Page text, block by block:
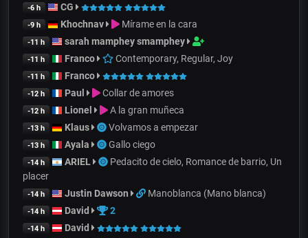
-6 h CG
-9 h Khochnav Mírame en la cara
-11 h sarah mamphey smamphey
-11 h Franco Contemporary, Regular, Joy
-11 h Franco
-12 h Paul Collar de amores
-12 h Lionel A la gran muñeca
-13 h Klaus Volvamos a empezar
-13 h Ayala Gallo ciego
-14 h ARIEL
Pedacito de cielo, Romance de barrio, Un
placer
-14 h Justin Dawson Manoblanca (Mano blanca)
-14 h David 2
-14 h David